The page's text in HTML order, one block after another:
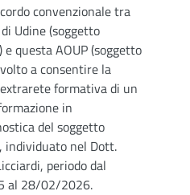
convenzionale tra
Udine (soggetto
e questa AOUP (soggetto
a consentire la
formativa di un
in
del soggetto
individuato nel Dott.
periodo dal
al 28/02/2026.